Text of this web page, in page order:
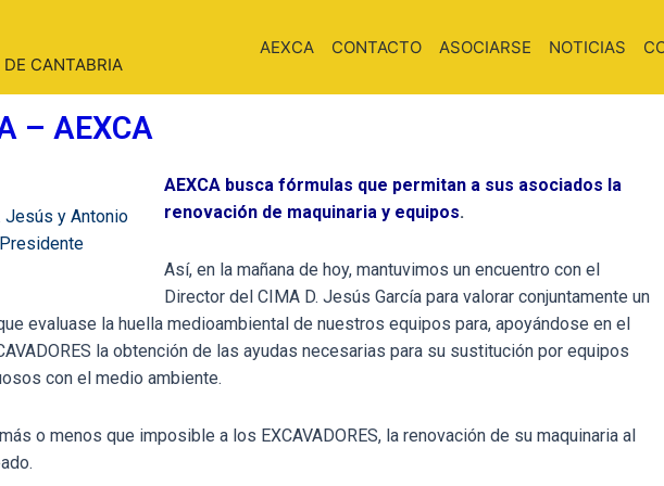
CANTABRIA
AEXCA CONTACTO ASOCIARSE NOTICIAS
– AEXCA
Jesús y Antonio
AEXCA busca fórmulas que permitan a sus asociados la
renovación de maquinaria y equipos.
Así, en la mañana de hoy, mantuvimos un encuentro con el
Director del CIMA D. Jesús García para valorar conjuntamente un
evaluase la huella medioambiental de nuestros equipos para, apoyándose en el
la obtención de las ayudas necesarias para su sustitución por equipos
con el medio ambiente.
o menos que imposible a los EXCAVADORES, la renovación de su maquinaria al